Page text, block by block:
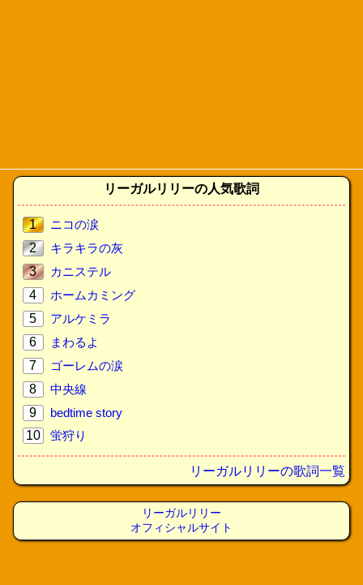
リーガルリリーの人気歌詞
1
ニコの涙
2
キラキラの灰
3
カニステル
4
ホームカミング
5
アルケミラ
6
まわるよ
7
ゴーレムの涙
8
中央線
9
bedtime story
10
蛍狩り
リーガルリリーの歌詞一覧
リーガルリリー
オフィシャルサイト